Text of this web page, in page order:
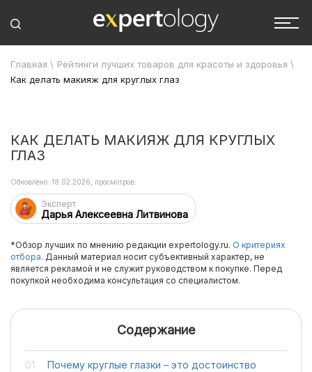
Главная \ Рейтинги лучших товаров для красоты и здоровья \
Как делать макияж для круглых глаз
КАК ДЕЛАТЬ МАКИЯЖ ДЛЯ КРУГЛЫХ
ГЛАЗ
Эксперт
Дарья Алексеевна Литвинова
Обновлено: 18.02.2026, просмотров:
*Обзор лучших по мнению редакции expertology.ru. О критериях
отбора. Данный материал носит субъективный характер, не
является рекламой и не служит руководством к покупке. Перед
покупкой необходима консультация со специалистом.
Содержание
Почему круглые глазки – это достоинство